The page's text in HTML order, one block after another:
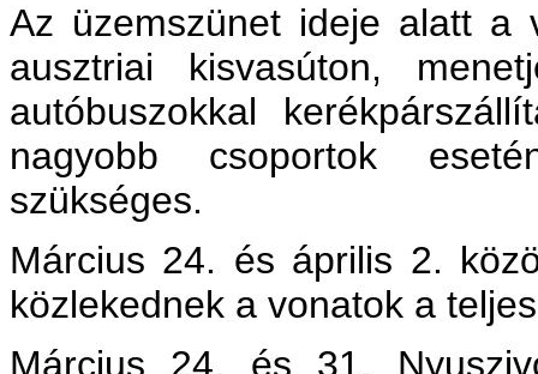
Az üzemszünet ideje alatt a
ausztriai kisvasúton,
autóbuszokkal
nagyobb csoportok
szükséges.
Március 24. és április 2.
közlekednek a vonatok a
Március 24. és 31.